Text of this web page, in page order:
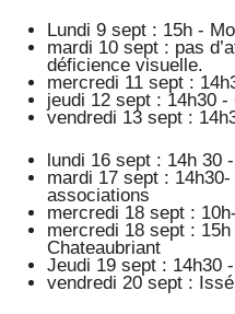
Lundi 9 sept : 15h -
mardi 10 sept : pas
déficience visuelle.
mercredi 11 sept :
jeudi 12 sept : 14h30 -
vendredi 13 sept :
lundi 16 sept : 14h 30
mardi 17 sept :
associations
mercredi 18 sept :
mercredi 18 sept :
Chateaubriant
Jeudi 19 sept : 14h30
vendredi 20 sept :